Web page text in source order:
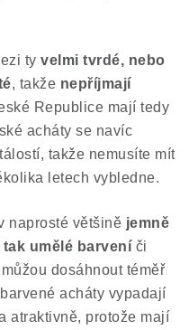
ty velmi tvrdé, nebo
, takže nepříjmají
Republice mají tedy
acháty se navíc
takže nemusíte mít
letech vybledne.
naprosté většině jemně
umělé barvení či
dosáhnout téměř
acháty vypadají
atraktivně, protože mají